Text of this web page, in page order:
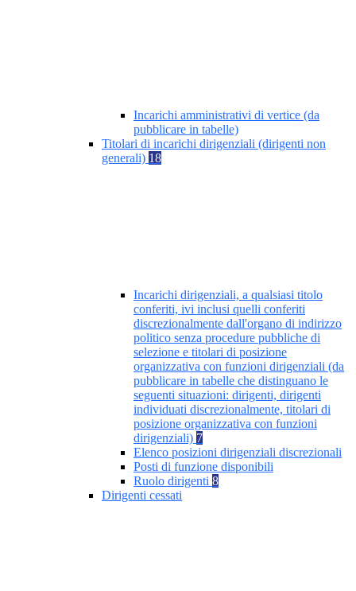
Incarichi amministrativi di vertice (da
pubblicare in tabelle)
Titolari di incarichi dirigenziali (dirigenti non
generali) 18
Incarichi dirigenziali, a qualsiasi titolo
conferiti, ivi inclusi quelli conferiti
discrezionalmente dall'organo di indirizzo
politico senza procedure pubbliche di
selezione e titolari di posizione
organizzativa con funzioni dirigenziali (da
pubblicare in tabelle che distinguano le
seguenti situazioni: dirigenti, dirigenti
individuati discrezionalmente, titolari di
posizione organizzativa con funzioni
dirigenziali) 7
Elenco posizioni dirigenziali discrezionali
Posti di funzione disponibili
Ruolo dirigenti 8
Dirigenti cessati